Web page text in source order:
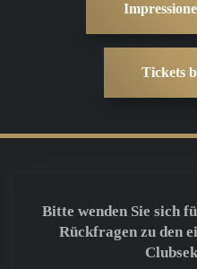
Tickets
Bitte wenden Sie sich
Rückfragen zu den